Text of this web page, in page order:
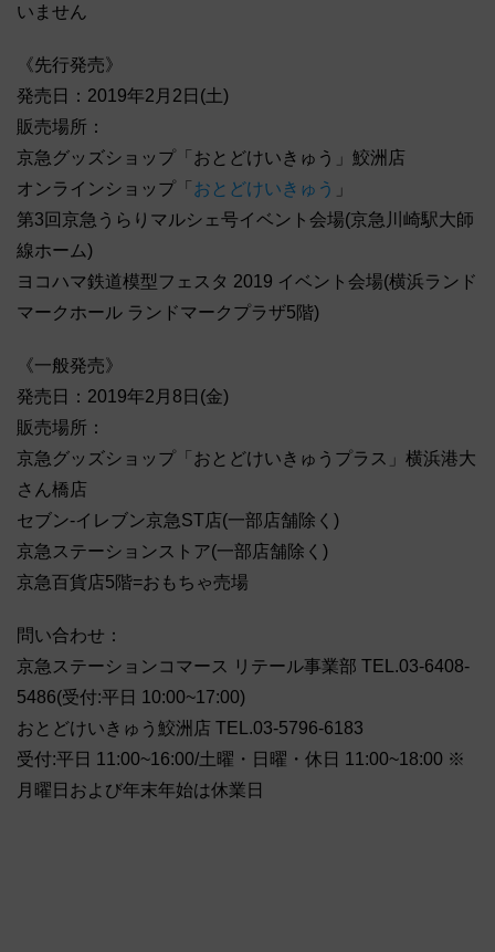
いません
《先行発売》
発売日：2019年2月2日(土)
販売場所：
京急グッズショップ「おとどけいきゅう」鮫洲店
オンラインショップ「 おとどけいきゅう 」
第3回京急うらりマルシェ号イベント会場(京急川崎駅大師
線ホーム)
ヨコハマ鉄道模型フェスタ 2019 イベント会場(横浜ランド
マークホール ランドマークプラザ5階)
《一般発売》
発売日：2019年2月8日(金)
販売場所：
京急グッズショップ「おとどけいきゅうプラス」横浜港大
さん橋店
セブン-イレブン京急ST店(一部店舗除く)
京急ステーションストア(一部店舗除く)
京急百貨店5階=おもちゃ売場
問い合わせ：
京急ステーションコマース リテール事業部 TEL.03-6408-
5486(受付:平日 10:00~17:00)
おとどけいきゅう鮫洲店 TEL.03-5796-6183
受付:平日 11:00~16:00/土曜・日曜・休日 11:00~18:00 ※
月曜日および年末年始は休業日